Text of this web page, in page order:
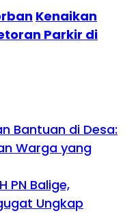
Kenaikan
Parkir di
Bantuan di Desa:
Warga yang
PN Balige,
Ungkap